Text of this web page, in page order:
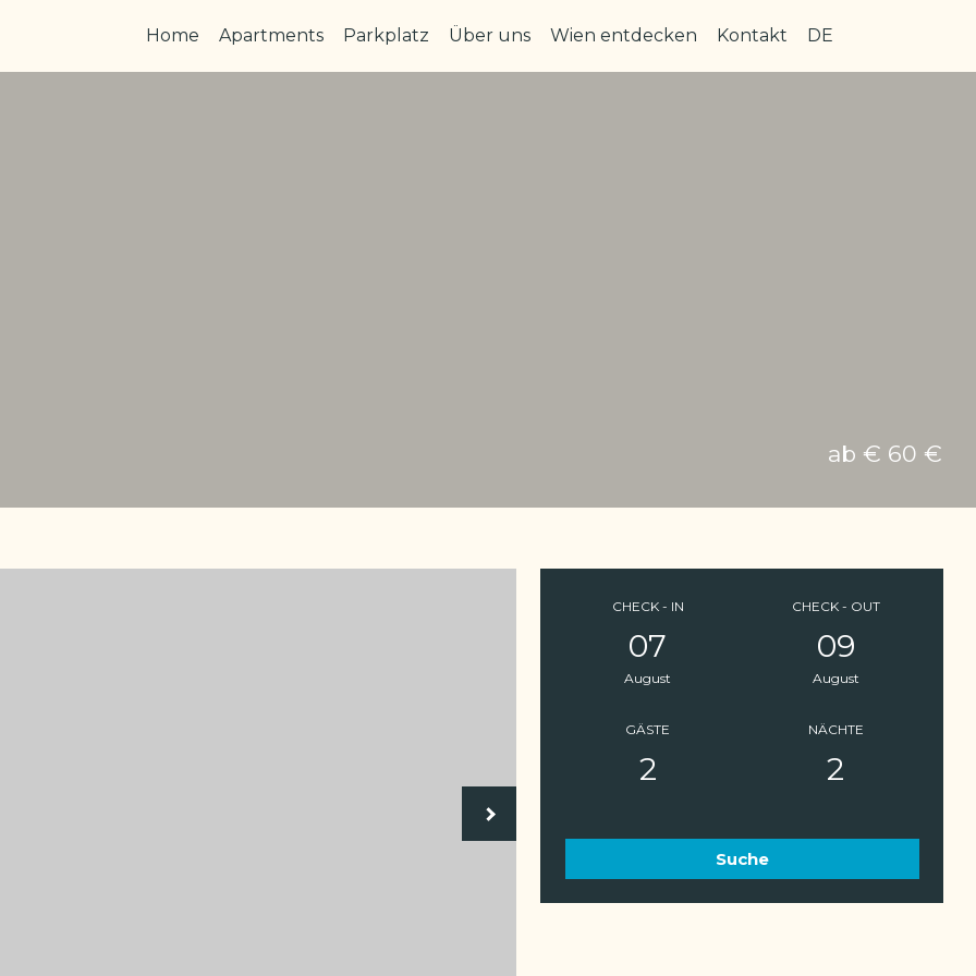
Home Apartments Parkplatz Über uns Wien entdecken Kontakt DE
ab € 60 €
CHECK - IN
07
August
CHECK - OUT
09
August
GÄSTE
2
NÄCHTE
2